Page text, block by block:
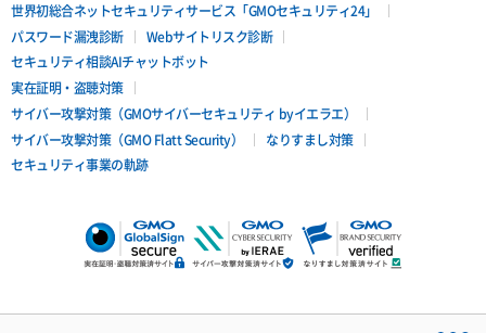
世界初総合ネットセキュリティサービス「GMOセキュリティ24」
パスワード漏洩診断
Webサイトリスク診断
セキュリティ相談AIチャットボット
実在証明・盗聴対策
サイバー攻撃対策（GMOサイバーセキュリティ byイエラエ）
サイバー攻撃対策（GMO Flatt Security）
なりすまし対策
セキュリティ事業の軌跡